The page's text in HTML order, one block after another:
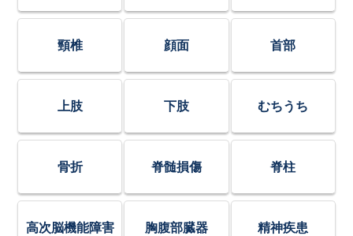
頸椎 顔面 首部
上肢 下肢 むちうち
骨折 脊髄損傷 脊柱
高次脳機能障害 胸腹部臓器 精神疾患